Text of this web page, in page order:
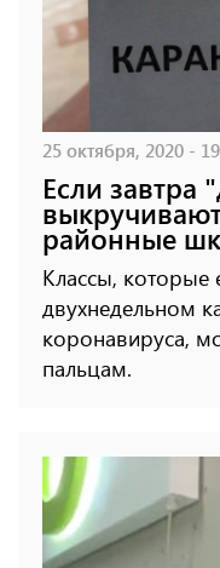
25 октября, 2020 -
Если завтра
районные
Классы,
двухнедельном
коронавируса,
пальцам.